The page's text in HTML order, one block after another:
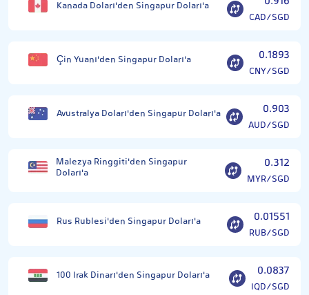
Kanada Doları'den Singapur Doları'a
CAD/SGD
Çin Yuanı'den Singapur Doları'a 0.1893
CNY/SGD
Avustralya Doları'den Singapur Doları'a 0.903
AUD/SGD
Malezya Ringgiti'den Singapur
Doları'a
0.312
MYR/SGD
Rus Rublesi'den Singapur Doları'a 0.01551
RUB/SGD
100 Irak Dinarı'den Singapur Doları'a 0.0837
IQD/SGD